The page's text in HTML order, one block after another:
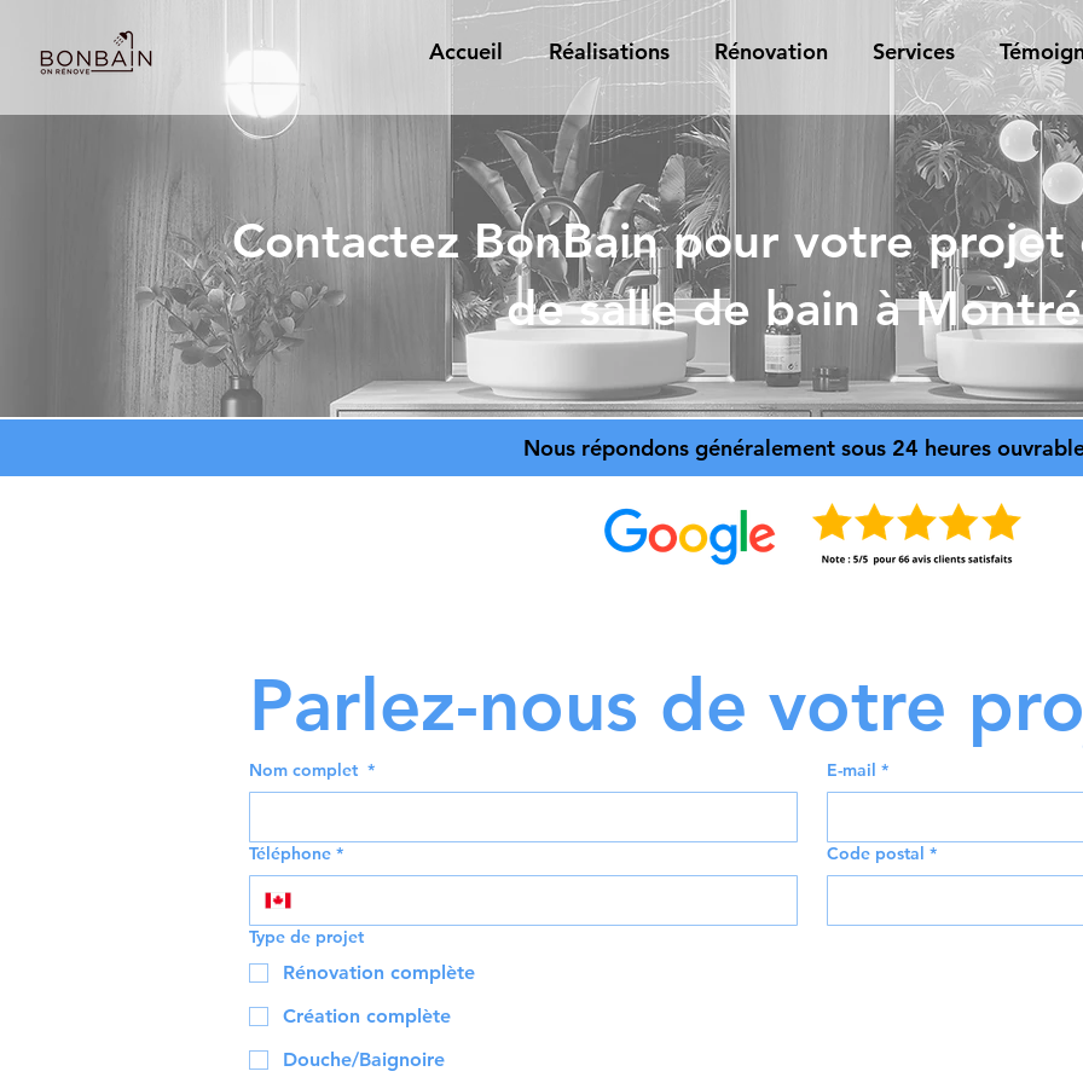
Accueil Réalisations Rénovation Services
Contactez BonBain pour votre
de salle de bain à
Nous répondons généralement sous 24 heures
Parlez-nous de votre
Nom complet * E-mail *
Téléphone * Code postal *
Type de projet
Rénovation complète
Création complète
Douche/Baignoire